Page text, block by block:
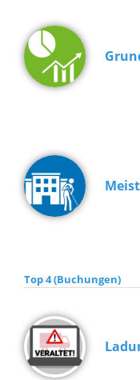
Top 4 (Buchungen)